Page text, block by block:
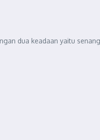
dua keadaan yaitu